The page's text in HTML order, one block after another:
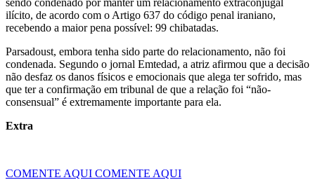
sendo condenado por manter um relacionamento extraconjugal
ilícito, de acordo com o Artigo 637 do código penal iraniano,
recebendo a maior pena possível: 99 chibatadas.
Parsadoust, embora tenha sido parte do relacionamento, não foi
condenada. Segundo o jornal Emtedad, a atriz afirmou que a decisão
não desfaz os danos físicos e emocionais que alega ter sofrido, mas
que ter a confirmação em tribunal de que a relação foi “não-
consensual” é extremamente importante para ela.
Extra
COMENTE AQUI COMENTE AQUI